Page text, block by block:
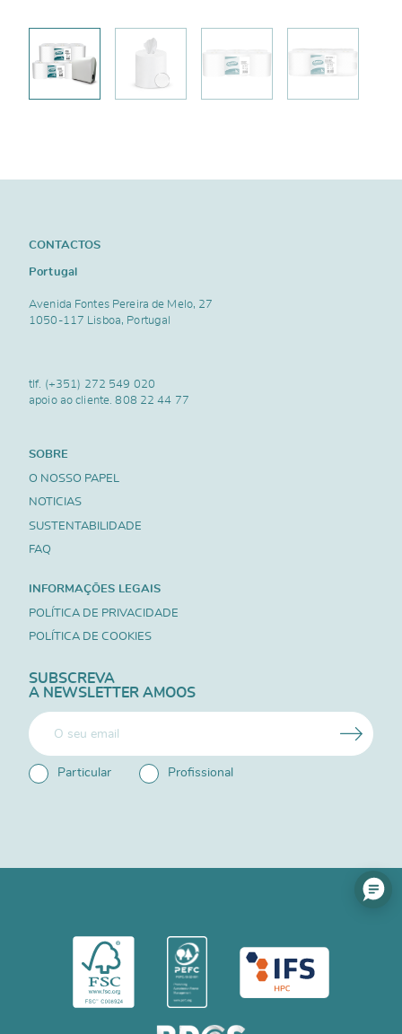
CONTACTOS
Portugal
Avenida Fontes Pereira de Melo, 27
1050-117 Lisboa, Portugal
tlf. (+351) 272 549 020
apoio ao cliente.808 22 44 77
SOBRE
O NOSSO PAPEL
NOTICIAS
SUSTENTABILIDADE
FAQ
INFORMAÇÕES LEGAIS
POLÍTICA DE PRIVACIDADE
POLÍTICA DE COOKIES
SUBSCREVA
A NEWSLETTER AMOOS
Particular Profissional